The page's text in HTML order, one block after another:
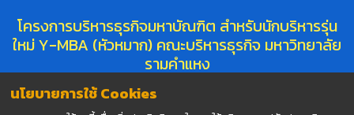
โครงการบริหารธุรกิจมหาบัณฑิต สำหรับนักบริหารรุ่น
ใหม่ Y-MBA (หัวหมาก) คณะบริหารธุรกิจ มหาวิทยาลัย
รามคำแหง
MBA - Young Executives (Huamark) Faculty Of Business
Administration Ramkhamhaeng University
นโยบายการใช้ Cookies